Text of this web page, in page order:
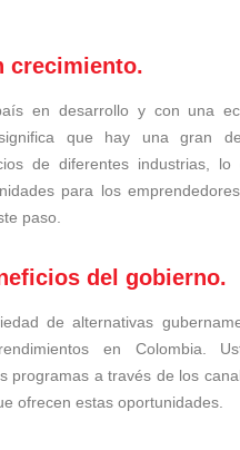
crecimiento.
en desarrollo y con una
que hay una gran
de diferentes industrias, lo
para los
paso.
del gobierno.
de alternativas
en Colombia.
programas a través de los
ofrecen estas oportunidades.